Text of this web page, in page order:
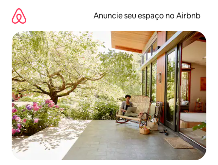
para
conteúdo
Anuncie seu espaço no Airbnb